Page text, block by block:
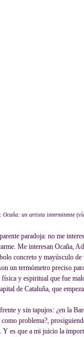
: Ocaña: un artista intermitente
paradoja: no me
Me interesan Ocaña,
concreto y mayúsculo
un termómetro preciso
y espiritual que fue
de Cataluña, que
y sin tapujos: ¿en la
problema?,
es que a mi juicio la